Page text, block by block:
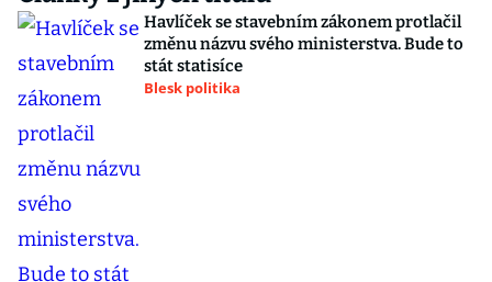
Havlíček se stavebním zákonem protlačil
změnu názvu svého ministerstva. Bude to
stát statisíce
Blesk politika